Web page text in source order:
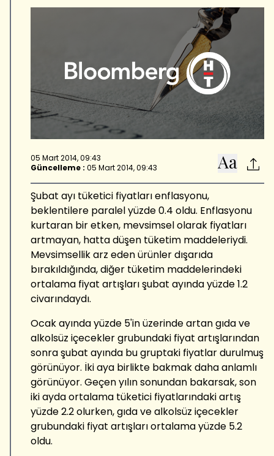
05 Mart 2014, 09:43
Güncelleme : 05 Mart 2014, 09:43
Şubat ayı tüketici fiyatları enflasyonu,
beklentilere paralel yüzde 0.4 oldu. Enflasyonu
kurtaran bir etken, mevsimsel olarak fiyatları
artmayan, hatta düşen tüketim maddeleriydi.
Mevsimsellik arz eden ürünler dışarıda
bırakıldığında, diğer tüketim maddelerindeki
ortalama fiyat artışları şubat ayında yüzde 1.2
civarındaydı.
Ocak ayında yüzde 5'in üzerinde artan gıda ve
alkolsüz içecekler grubundaki fiyat artışlarından
sonra şubat ayında bu gruptaki fiyatlar durulmuş
görünüyor. İki aya birlikte bakmak daha anlamlı
görünüyor. Geçen yılın sonundan bakarsak, son
iki ayda ortalama tüketici fiyatlarındaki artış
yüzde 2.2 olurken, gıda ve alkolsüz içecekler
grubundaki fiyat artışları ortalama yüzde 5.2
oldu.